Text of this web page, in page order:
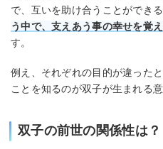
で、互いを助け合うことができ
う中で、支えあう事の幸せを覚
す。
例え、それぞれの目的が違った
ことを知るのが双子が生まれる意
双子の前世の関係性は？